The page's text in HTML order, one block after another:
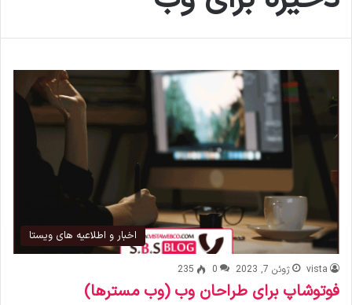
اخبار و اطلاعیه های ویستا
vista ژوئن 7, 2023 0
235
فوتوشاپ برای طراحان وب (وب مسترها)